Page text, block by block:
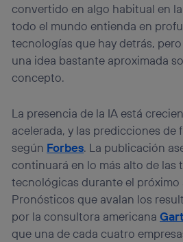
convertido en algo habitual en
todo el mundo entienda en
tecnologías que hay detrás,
una idea bastante aproximada
concepto.
La presencia de la IA está
acelerada, y las predicciones de
según Forbes. La publicación
continuará en lo más alto de las
tecnológicas durante el próximo
Pronósticos que avalan los
por la consultora americana
que una de cada cuatro